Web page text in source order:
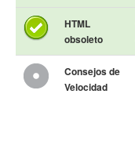
HTML
obsoleto
Consejos de
Velocidad